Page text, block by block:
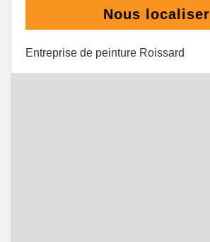
Nous localiser
Entreprise de peinture Roissard